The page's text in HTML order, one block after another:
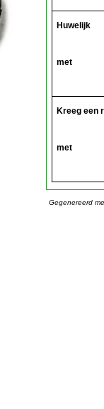
Huwelijk
met
Kreeg een
met
Gegenereerd